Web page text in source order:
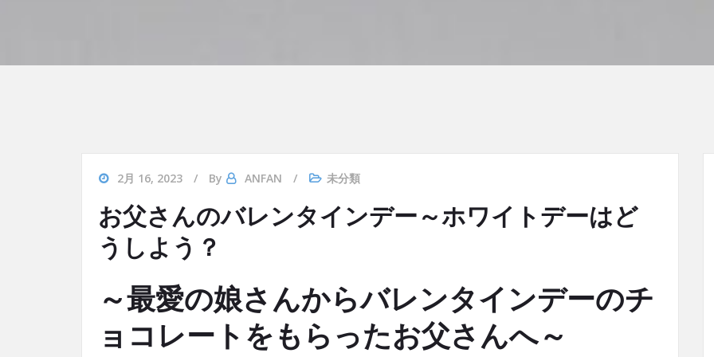
2月 16, 2023 By ANFAN 未分類
お父さんのバレンタインデー～ホワイトデーはど
うしよう？
～最愛の娘さんからバレンタインデーのチ
ョコレートをもらったお父さんへ～